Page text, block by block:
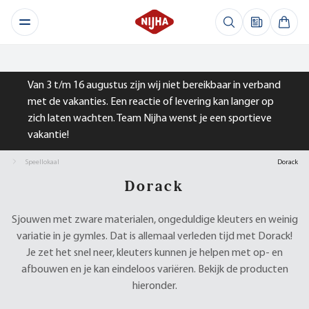
Van 3 t/m 16 augustus zijn wij niet bereikbaar in verband
met de vakanties. Een reactie of levering kan langer op
zich laten wachten. Team Nijha wenst je een sportieve
vakantie!
Speellokaal Dorack
Dorack
Sjouwen met zware materialen, ongeduldige kleuters en weinig
variatie in je gymles. Dat is allemaal verleden tijd met Dorack!
Je zet het snel neer, kleuters kunnen je helpen met op- en
afbouwen en je kan eindeloos variëren. Bekijk de producten
hieronder.